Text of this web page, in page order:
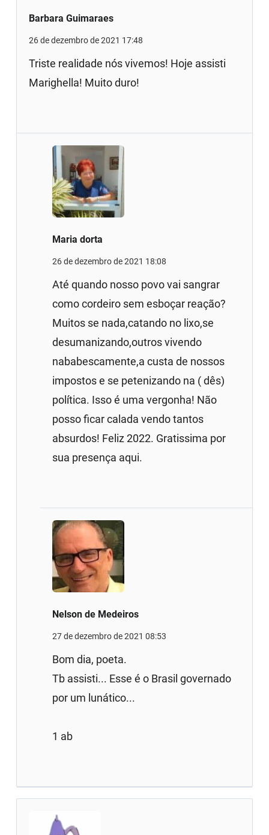
Barbara Guimaraes
26 de dezembro de 2021 17:48
Triste realidade nós vivemos! Hoje assisti
Marighella! Muito duro!
Maria dorta
26 de dezembro de 2021 18:08
Até quando nosso povo vai sangrar
como cordeiro sem esboçar reação?
Muitos se nada,catando no lixo,se
desumanizando,outros vivendo
nababescamente,a custa de nossos
impostos e se petenizando na ( dês)
política. Isso é uma vergonha! Não
posso ficar calada vendo tantos
absurdos! Feliz 2022. Gratissima por
sua presença aqui.
Nelson de Medeiros
27 de dezembro de 2021 08:53
Bom dia, poeta.
Tb assisti... Esse é o Brasil governado
por um lunático...
1 ab